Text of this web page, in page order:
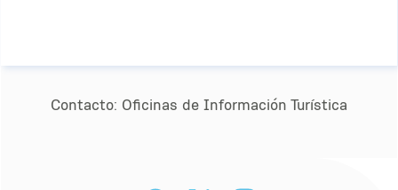
Contacto: Oﬁcinas de Información Turística